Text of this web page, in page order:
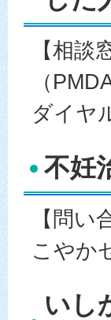
【相
（
ダイヤ
不妊
【問
こやか
いし